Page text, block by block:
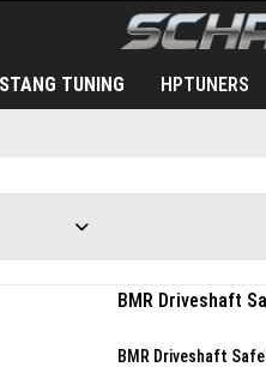
TUNING HPTUNERS
BMR Driveshaft
BMR Driveshaft